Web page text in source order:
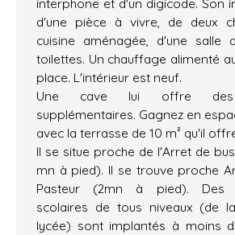
interphone et d'un digicode. Son
d'une pièce à vivre, de deux
cuisine aménagée, d'une
toilettes. Un chauffage alimenté
place. L'intérieur est neuf.
Une cave lui offre des
supplémentaires. Gagnez en
avec la terrasse de 10 m² qu'il
Il se situe proche de l'Arret de
mn à pied). Il se trouve proche
Pasteur (2mn à pied). Des
scolaires de tous niveaux (de
lycée) sont implantés à moins